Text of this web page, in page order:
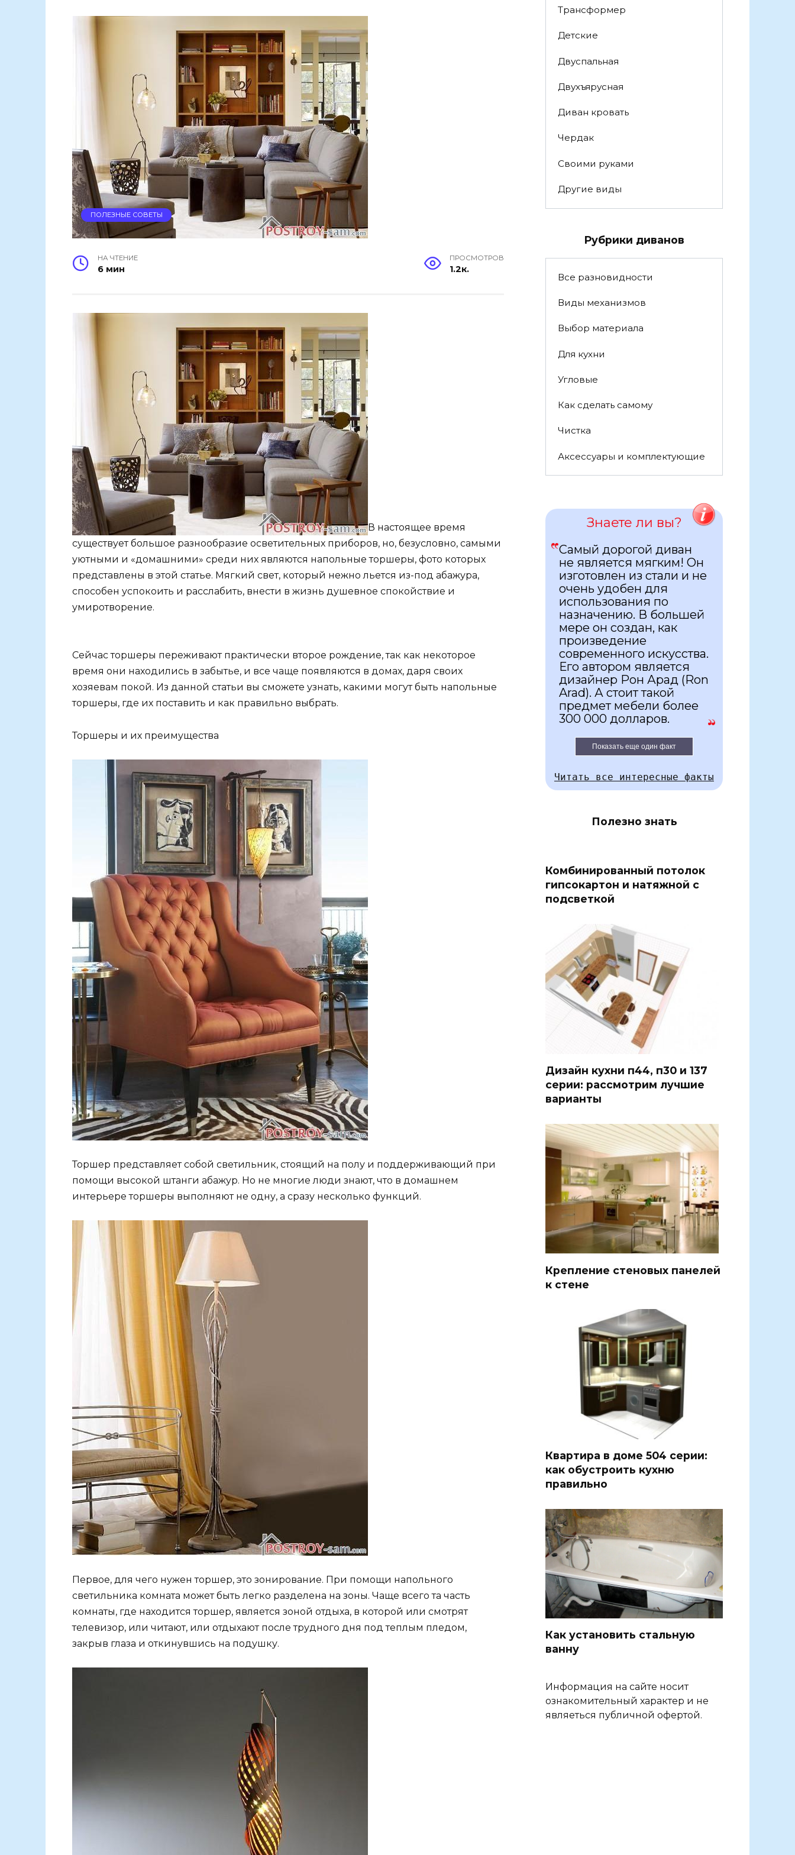
ПОЛЕЗНЫЕ СОВЕТЫ
НА ЧТЕНИЕ
6 мин
ПРОСМОТРОВ
1.2к.
В настоящее время
существует большое разнообразие осветительных приборов, но, безусловно, самыми
уютными и «домашними» среди них являются напольные торшеры, фото которых
представлены в этой статье. Мягкий свет, который нежно льется из-под абажура,
способен успокоить и расслабить, внести в жизнь душевное спокойствие и
умиротворение.
Сейчас торшеры переживают практически второе рождение, так как некоторое
время они находились в забытье, и все чаще появляются в домах, даря своих
хозяевам покой. Из данной статьи вы сможете узнать, какими могут быть напольные
торшеры, где их поставить и как правильно выбрать.
Торшеры и их преимущества
Торшер представляет собой светильник, стоящий на полу и поддерживающий при
помощи высокой штанги абажур. Но не многие люди знают, что в домашнем
интерьере торшеры выполняют не одну, а сразу несколько функций.
Первое, для чего нужен торшер, это зонирование. При помощи напольного
светильника комната может быть легко разделена на зоны. Чаще всего та часть
комнаты, где находится торшер, является зоной отдыха, в которой или смотрят
телевизор, или читают, или отдыхают после трудного дня под теплым пледом,
закрыв глаза и откинувшись на подушку.
Трансформер
Детские
Двуспальная
Двухъярусная
Диван кровать
Чердак
Своими руками
Другие виды
Рубрики диванов
Все разновидности
Виды механизмов
Выбор материала
Для кухни
Угловые
Как сделать самому
Чистка
Аксессуары и комплектующие
Знаете ли вы?
Самый дорогой диван
не является мягким! Он
изготовлен из стали и не
очень удобен для
использования по
назначению. В большей
мере он создан, как
произведение
современного искусства.
Его автором является
дизайнер Рон Арад (Ron
Arad). А стоит такой
предмет мебели более
300 000 долларов.
Показать еще один факт
Читать все интересные факты
Полезно знать
Комбинированный потолок
гипсокартон и натяжной с
подсветкой
Дизайн кухни п44, п30 и 137
серии: рассмотрим лучшие
варианты
Крепление стеновых панелей
к стене
Квартира в доме 504 серии:
как обустроить кухню
правильно
Как установить стальную
ванну
Информация на сайте носит
ознакомительный характер и не
являеться публичной офертой.